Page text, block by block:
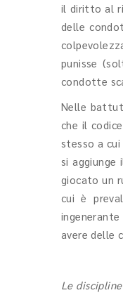
il diritto al
delle
punisse
condotte
Nelle
che il
stesso a
si
giocato un
cui è
avere delle
Le